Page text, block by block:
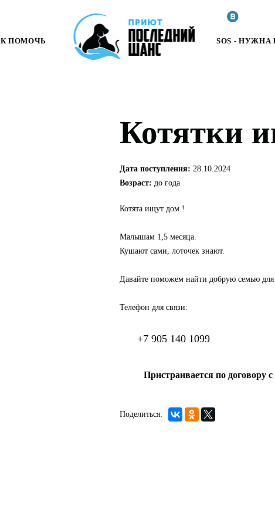
ПОМОЧЬ SOS -
Котятки
Дата поступления: 28.10.2024
Возраст: до года
Котята ищут дом !
Малышам 1,5 месяца.
Кушают сами, лоточек знают.
Давайте поможем найти добрую семью для
Телефон для связи:
+7 905 140 1099
Пристраивается по договору